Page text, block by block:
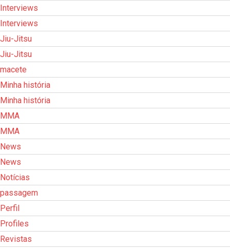
Interviews
Interviews
Jiu-Jitsu
Jiu-Jitsu
macete
Minha história
Minha história
MMA
MMA
News
News
Notícias
passagem
Perfil
Profiles
Revistas